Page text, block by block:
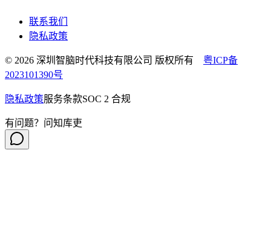
联系我们
隐私政策
© 2026 深圳智脑时代科技有限公司 版权所有 粤ICP备
2023101390号
隐私政策服务条款SOC 2 合规
有问题？问知库吏